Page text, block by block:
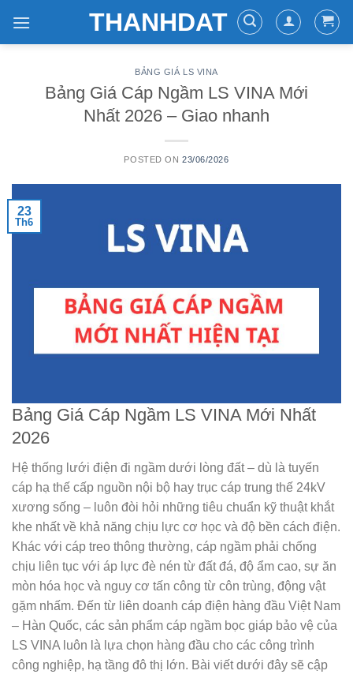
content
THANHDAT
BẢNG GIÁ LS VINA
Bảng Giá Cáp Ngầm LS VINA Mới
Nhất 2026 – Giao nhanh
POSTED ON 23/06/2026
23
Th6
Bảng Giá Cáp Ngầm LS VINA Mới Nhất
2026
Hệ thống lưới điện đi ngầm dưới lòng đất – dù là tuyến
cáp hạ thế cấp nguồn nội bộ hay trục cáp trung thế 24kV
xương sống – luôn đòi hỏi những tiêu chuẩn kỹ thuật khắt
khe nhất về khả năng chịu lực cơ học và độ bền cách điện.
Khác với cáp treo thông thường, cáp ngầm phải chống
chịu liên tục với áp lực đè nén từ đất đá, độ ẩm cao, sự ăn
mòn hóa học và nguy cơ tấn công từ côn trùng, động vật
gặm nhấm. Đến từ liên doanh cáp điện hàng đầu Việt Nam
– Hàn Quốc, các sản phẩm cáp ngầm bọc giáp bảo vệ của
LS VINA luôn là lựa chọn hàng đầu cho các công trình
công nghiệp, hạ tầng đô thị lớn. Bài viết dưới đây sẽ cập